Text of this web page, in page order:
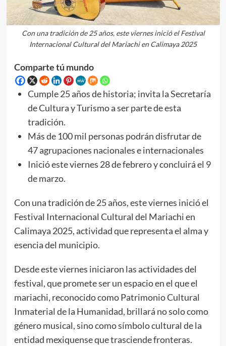
Con una tradición de 25 años, este viernes inició el Festival
Internacional Cultural del Mariachi en Calimaya 2025
Comparte tú mundo
Cumple 25 años de historia; invita la Secretaría
de Cultura y Turismo a ser parte de esta
tradición.
Más de 100 mil personas podrán disfrutar de
47 agrupaciones nacionales e internacionales
Inició este viernes 28 de febrero y concluirá el 9
de marzo.
Con una tradición de 25 años, este viernes inició el
Festival Internacional Cultural del Mariachi en
Calimaya 2025, actividad que representa el alma y
esencia del municipio.
Desde este viernes iniciaron las actividades del
festival, que promete ser un espacio en el que el
mariachi, reconocido como Patrimonio Cultural
Inmaterial de la Humanidad, brillará no solo como
género musical, sino como símbolo cultural de la
entidad mexiquense que trasciende fronteras.